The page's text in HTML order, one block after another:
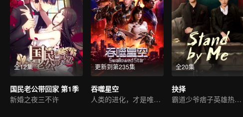
全12集
国民老公带回家 第1季
新婚之夜三不许
更新到第235集
吞噬星空
人类的进化，才是唯一答案
全20集
抉择
霸道少爷痞子英雄热血救国